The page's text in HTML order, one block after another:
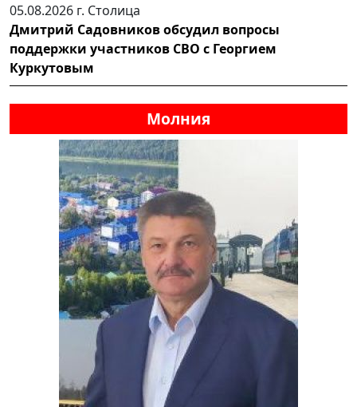
05.08.2026 г. Столица
Дмитрий Садовников обсудил вопросы
поддержки участников СВО с Георгием
Куркутовым
Молния